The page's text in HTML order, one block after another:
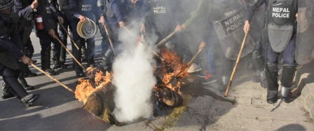
दर्शन
इतिहास
विभेद
स्वास्थ्य